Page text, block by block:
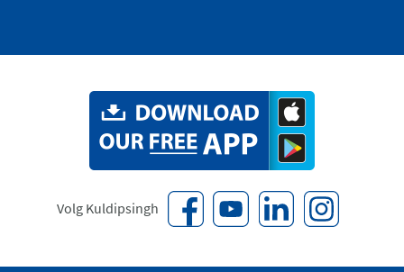
Volg Kuldipsingh